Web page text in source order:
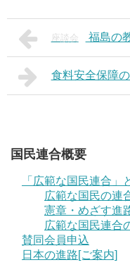
座談会 福島の
食料安全保障
国民連合概要
「広範な国民連合」
広範な国民の連
憲章・めざす進
広範な国民連合
賛同会員申込
日本の進路[ご案内]